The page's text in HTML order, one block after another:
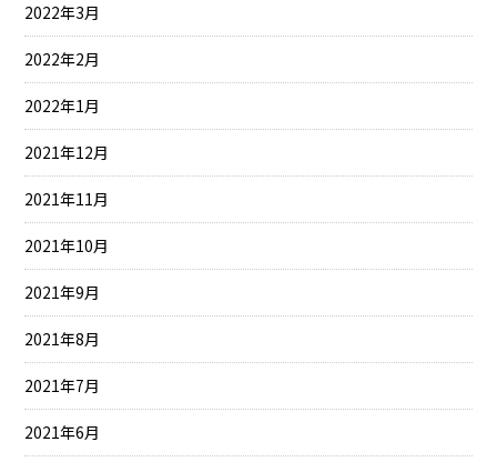
2022年3月
2022年2月
2022年1月
2021年12月
2021年11月
2021年10月
2021年9月
2021年8月
2021年7月
2021年6月